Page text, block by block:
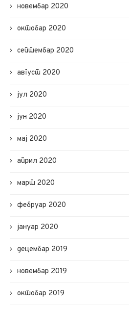
новембар 2020
октобар 2020
септембар 2020
август 2020
јул 2020
јун 2020
мај 2020
април 2020
март 2020
фебруар 2020
јануар 2020
децембар 2019
новембар 2019
октобар 2019